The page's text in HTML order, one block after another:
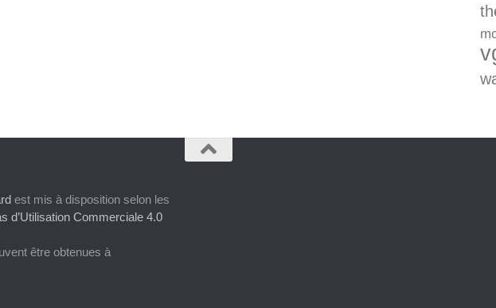
est mis à disposition selon les
d’Utilisation Commerciale 4.0
être obtenues à